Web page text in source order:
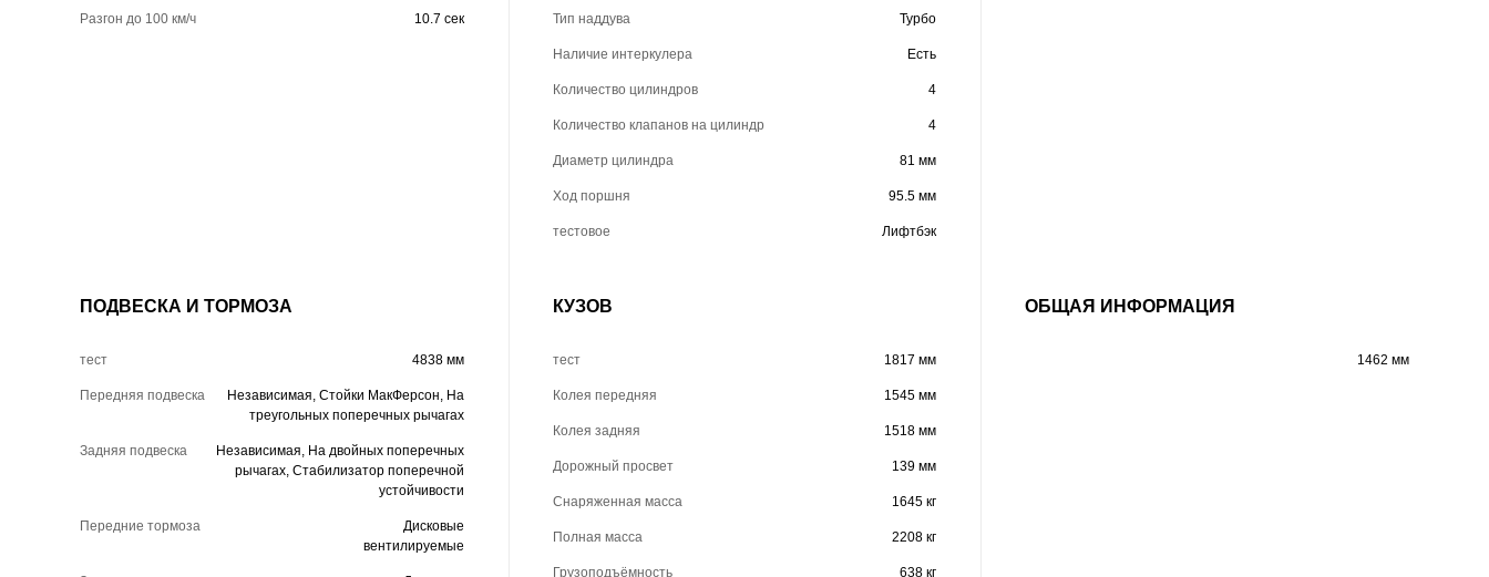
Разгон до 100 км/ч 10.7 сек Тип наддува Турбо
Наличие интеркулера Есть
Количество цилиндров 4
Количество клапанов на цилиндр 4
Диаметр цилиндра 81 мм
Ход поршня 95.5 мм
тестовое Лифтбэк
ПОДВЕСКА И ТОРМОЗА
тест 4838 мм
Передняя подвеска
Независимая, Стойки МакФерсон, На
треугольных поперечных рычагах
Задняя подвеска
Независимая, На двойных поперечных
рычагах, Стабилизатор поперечной
устойчивости
Передние тормоза
Дисковые
вентилируемые
КУЗОВ
тест 1817 мм
Колея передняя 1545 мм
Колея задняя 1518 мм
Дорожный просвет 139 мм
Снаряженная масса 1645 кг
Полная масса 2208 кг
Грузоподъёмность 638 кг
ОБЩАЯ ИНФОРМАЦИЯ
1462 мм